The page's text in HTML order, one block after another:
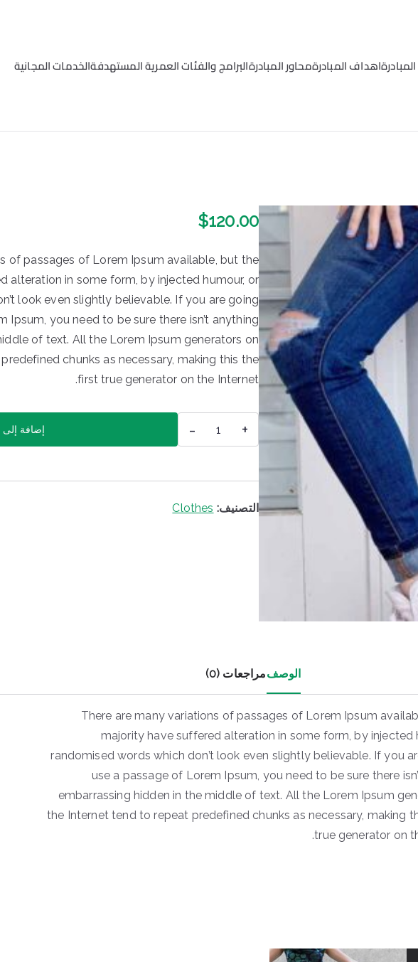
البشريةاهداف المبادرةمحاور المبادرةالبرامج والفئات العمرية المستهدفةالخدمات المجانية
$120.00
of passages of Lorem Ipsum available, but the
alteration in some form, by injected humour, or
look even slightly believable. If you are going
Ipsum, you need to be sure there isn’t anything
of text. All the Lorem Ipsum generators on
chunks as necessary, making this the
first true generator on the Internet.
-
Ladies
+ إضافة إلى
التصنيف: Clothes
الوصفمراجعات (0)
There are many variations of passages of Lorem Ipsum
majority have suffered alteration in some form, by injected
randomised words which don’t look even slightly believable. If you
use a passage of Lorem Ipsum, you need to be sure there
embarrassing hidden in the middle of text. All the Lorem Ipsum
the Internet tend to repeat predefined chunks as necessary, making
true generator on